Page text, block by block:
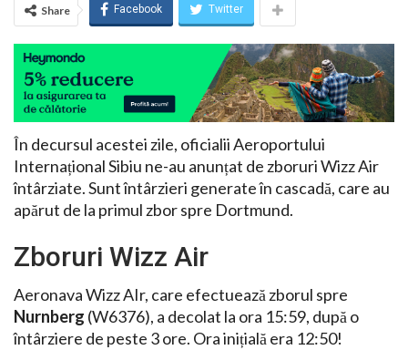
Share Facebook Twitter
În decursul acestei zile, oficialii Aeroportului
Internațional Sibiu ne-au anunțat de zboruri Wizz Air
întârziate. Sunt întârzieri generate în cascadă, care au
apărut de la primul zbor spre Dortmund.
Zboruri Wizz Air
Aeronava Wizz AIr, care efectuează zborul spre
Nurnberg (W6376), a decolat la ora 15:59, după o
întârziere de peste 3 ore. Ora inițială era 12:50!